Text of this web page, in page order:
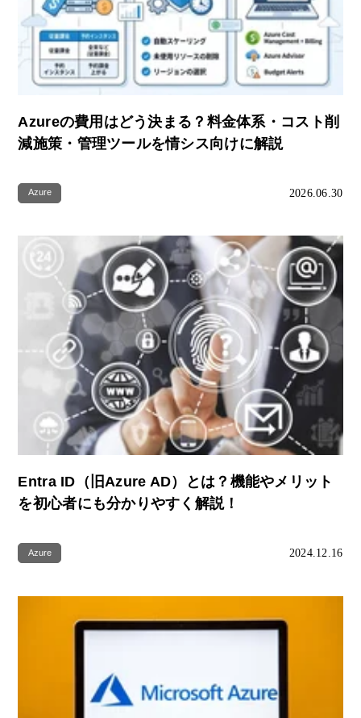
Azureの費用はどう決まる？料金体系・コスト削
減施策・管理ツールを情シス向けに解説
Azure 2026.06.30
Entra ID（旧Azure AD）とは？機能やメリット
を初心者にも分かりやすく解説！
Azure 2024.12.16